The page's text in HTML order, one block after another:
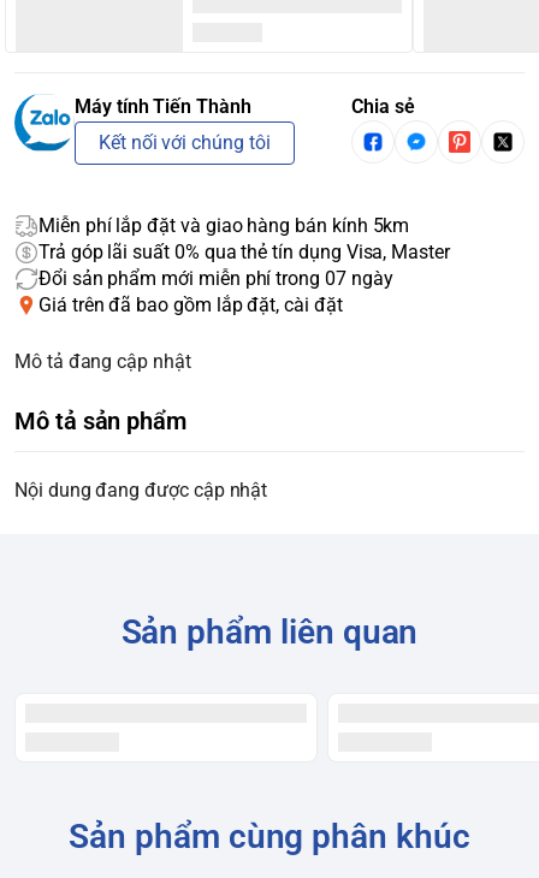
Máy tính Tiến Thành
Kết nối với chúng tôi
Chia sẻ
Miễn phí lắp đặt và giao hàng bán kính 5km
Trả góp lãi suất 0% qua thẻ tín dụng Visa, Master
Đổi sản phẩm mới miễn phí trong 07 ngày
Giá trên đã bao gồm lắp đặt, cài đặt
Mô tả đang cập nhật
Mô tả sản phẩm
Nội dung đang được cập nhật
Sản phẩm liên quan
Sản phẩm cùng phân khúc